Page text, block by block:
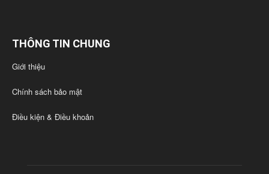
THÔNG TIN CHUNG
Giới thiệu
Chính sách bảo mật
Điều kiện & Điều khoản